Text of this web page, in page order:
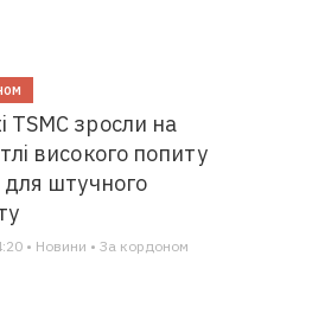
TSMC зросли на
високого попиту
штучного
• Новини • За кордоном